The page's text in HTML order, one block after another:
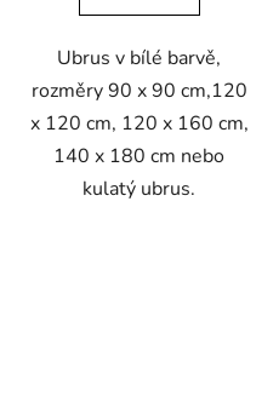
Ubrus v bílé barvě,
rozměry 90 x 90 cm,120
x 120 cm, 120 x 160 cm,
140 x 180 cm nebo
kulatý ubrus.